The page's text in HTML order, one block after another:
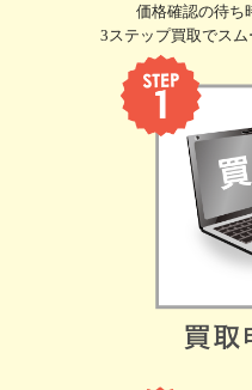
価格確認の待ち
3ステップ買取でスム